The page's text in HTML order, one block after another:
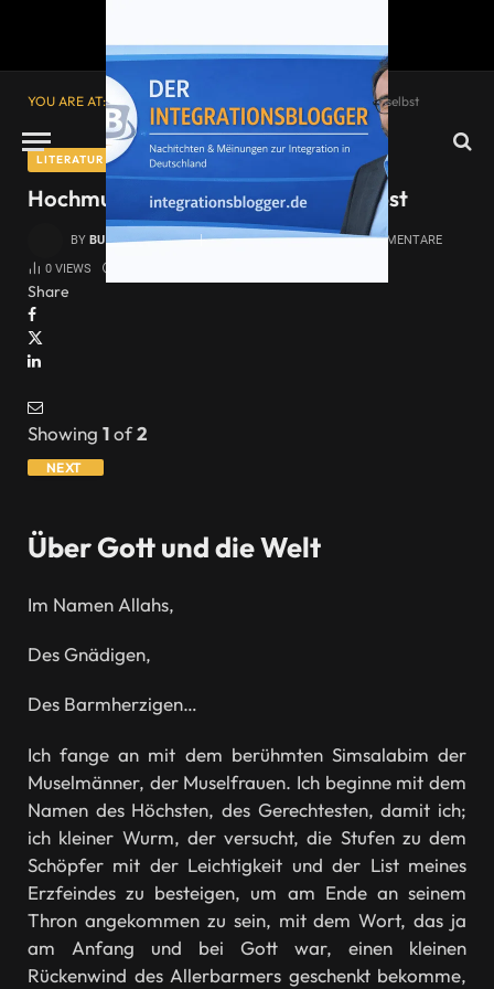
YOU ARE AT: Startseite» Hochmut: Ein Kampf gegen uns selbst
LITERATUR
Hochmut: Ein Kampf gegen uns selbst
BY BURHAN YILMAZ 17. JULI 2015 KEINE KOMMENTARE
0 VIEWS
Share
Showing 1of2
NEXT
Über Gott und die Welt
Im Namen Allahs,
Des Gnädigen,
Des Barmherzigen…
Ich fange an mit dem berühmten Simsalabim der
Muselmänner, der Muselfrauen. Ich beginne mit dem
Namen des Höchsten, des Gerechtesten, damit ich;
ich kleiner Wurm, der versucht, die Stufen zu dem
Schöpfer mit der Leichtigkeit und der List meines
Erzfeindes zu besteigen, um am Ende an seinem
Thron angekommen zu sein, mit dem Wort, das ja
am Anfang und bei Gott war, einen kleinen
Rückenwind des Allerbarmers geschenkt bekomme,